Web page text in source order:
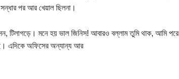
পর আর খেয়াল ছিলনা।
টিলাগড়ে। মনে হয় ভাল জিনিস! আবারও বল্লাম তুমি থাক, আমি পরে
এদিকে অফিসের অন্যান্য আর